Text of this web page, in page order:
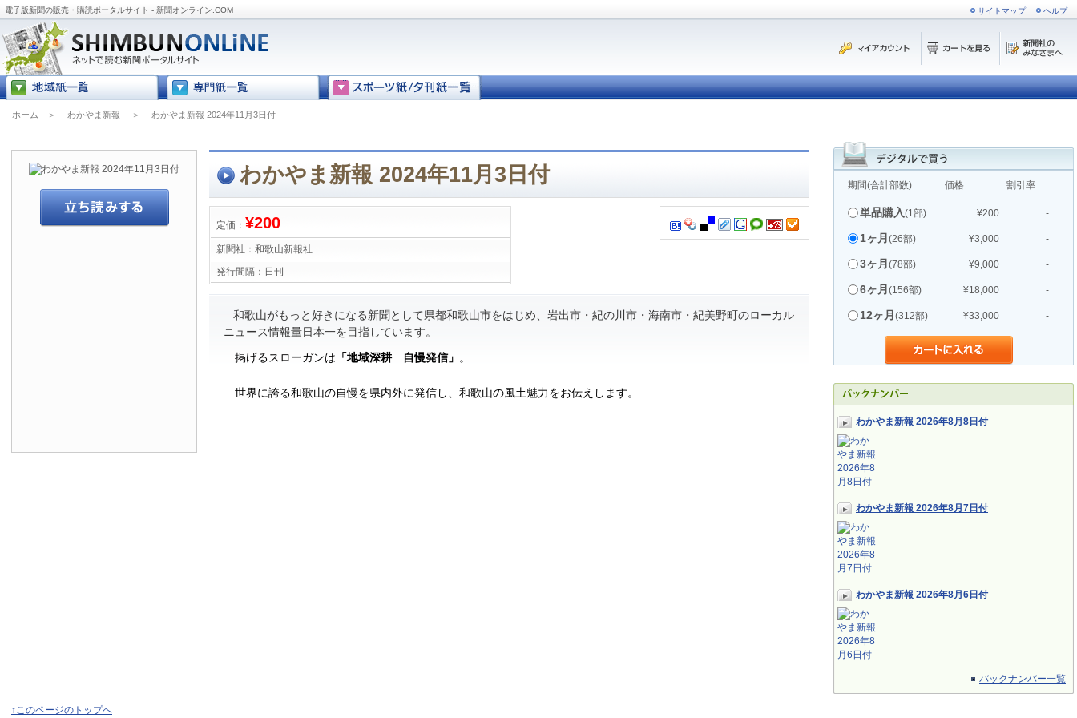
電子版新聞の販売・購読ポータルサイト - 新聞オンライン.COM サイトマップ ヘルプ
ホーム ＞ わかやま新報 ＞ わかやま新報 2024年11月3日付
期間(合計部数) 価格 割引率
単品購入(1部) ¥200 -
1ヶ月 (26部) ¥3,000 -
3ヶ月 (78部) ¥9,000 -
6ヶ月 (156部) ¥18,000 -
12ヶ月 (312部) ¥33,000 -
わかやま新報 2026年8月8日付
わかやま新報 2026年8月7日付
わかやま新報 2026年8月6日付
バックナンバー一覧
わかやま新報 2024年11月3日付
定価： ¥200
新聞社： 和歌山新報社
発行間隔： 日刊
和歌山がもっと好きになる新聞として県都和歌山市をはじめ、岩出市・紀の川市・海南市・紀美野町のローカル
ニュース情報量日本一を目指しています。
掲げるスローガンは 「地域深耕 自慢発信」 。
世界に誇る和歌山の自慢を県内外に発信し、和歌山の風土魅力をお伝えします。
↑このページのトップへ